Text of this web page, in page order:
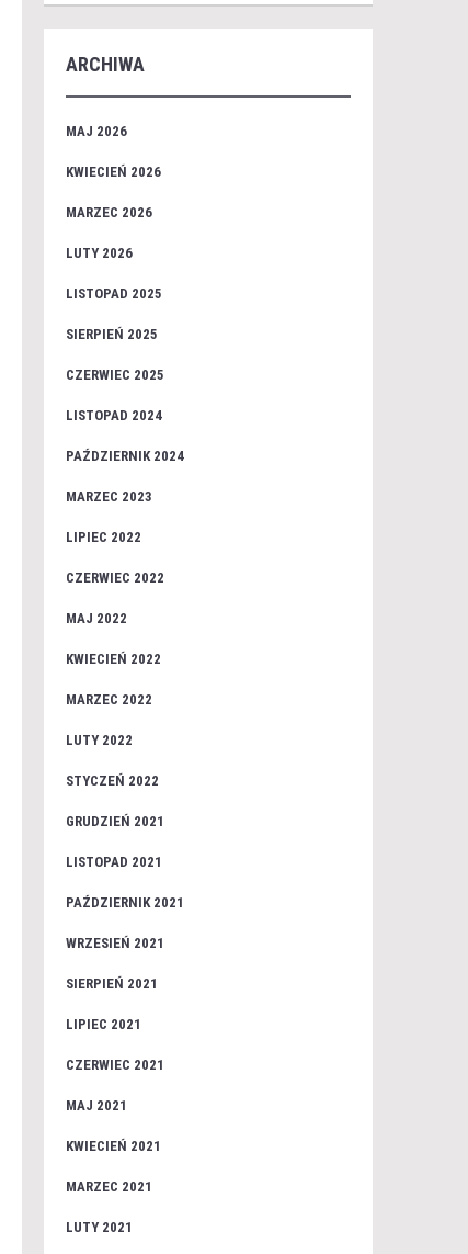
ARCHIWA
MAJ 2026
KWIECIEŃ 2026
MARZEC 2026
LUTY 2026
LISTOPAD 2025
SIERPIEŃ 2025
CZERWIEC 2025
LISTOPAD 2024
PAŹDZIERNIK 2024
MARZEC 2023
LIPIEC 2022
CZERWIEC 2022
MAJ 2022
KWIECIEŃ 2022
MARZEC 2022
LUTY 2022
STYCZEŃ 2022
GRUDZIEŃ 2021
LISTOPAD 2021
PAŹDZIERNIK 2021
WRZESIEŃ 2021
SIERPIEŃ 2021
LIPIEC 2021
CZERWIEC 2021
MAJ 2021
KWIECIEŃ 2021
MARZEC 2021
LUTY 2021